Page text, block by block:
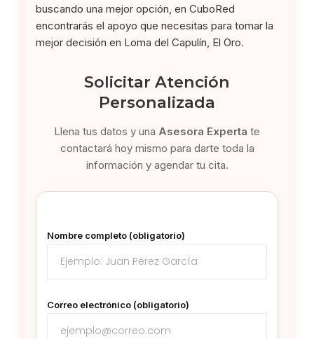
buscando una mejor opción, en CuboRed
encontrarás el apoyo que necesitas para tomar la
mejor decisión en Loma del Capulín, El Oro.
Solicitar Atención
Personalizada
Llena tus datos y una Asesora Experta te
contactará hoy mismo para darte toda la
información y agendar tu cita.
Nombre completo (obligatorio)
Correo electrónico (obligatorio)